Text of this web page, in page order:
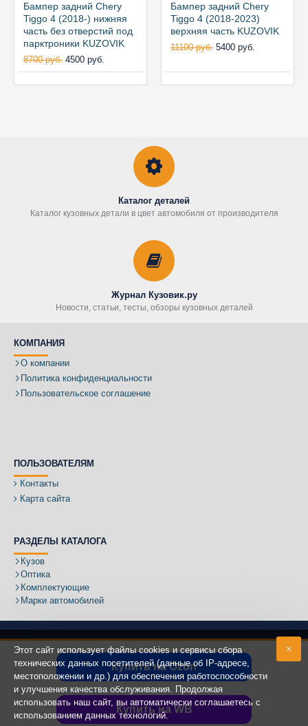
Купить на Ozon
Купить на WB
Бампер задний Chery
Tiggo 4 (2018-) нижняя
часть без отверстий под
парктроники KUZOVIK
8700 руб. 4500 руб.
Бампер задний Chery
Tiggo 4 (2018-2023)
верхняя часть KUZOVIK
11100 руб. 5400 руб.
Каталог деталей
Каталог кузовных детали в цвет автомобиля от производителя
Журнал Кузовик.ру
Новости, статьи, тесты, обзоры кузовных деталей
КОМПАНИЯ
О компании
Политика конфиденциальности
Пользовательское соглашение
ПОЛЬЗОВАТЕЛЯМ
Контакты
Карта сайта
РАЗДЕЛЫ КАТАЛОГА
Кузов
Оптика
Комплектующие
Марки автомобилей
Адрес:
Copyright ©2020 - 2025КУЗОВИК.РУ
Этот сайт использует файлы cookies и сервисы сбора
технических данных посетителей (данные об IP-адресе,
местоположении и др.) для обеспечения работоспособности
и улучшения качества обслуживания. Продолжая
использовать наш сайт, вы автоматически соглашаетесь с
использованием данных технологий.